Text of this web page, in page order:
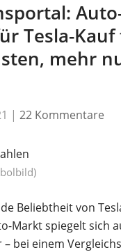
Tesla-Kauf
mehr
| 22 Kommentare
Beliebtheit von
Markt spiegelt sich
bei einem